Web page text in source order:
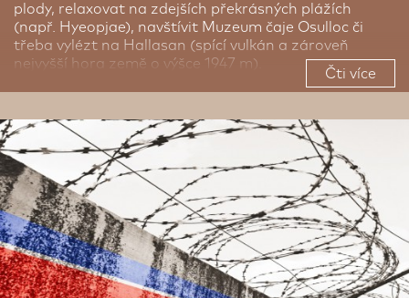
plody, relaxovat na zdejších překrásných plážích
(např. Hyeopjae), navštívit Muzeum čaje Osulloc či
třeba vylézt na Hallasan (spící vulkán a zároveň
nejvyšší hora země o výšce 1947 m).
Čti více